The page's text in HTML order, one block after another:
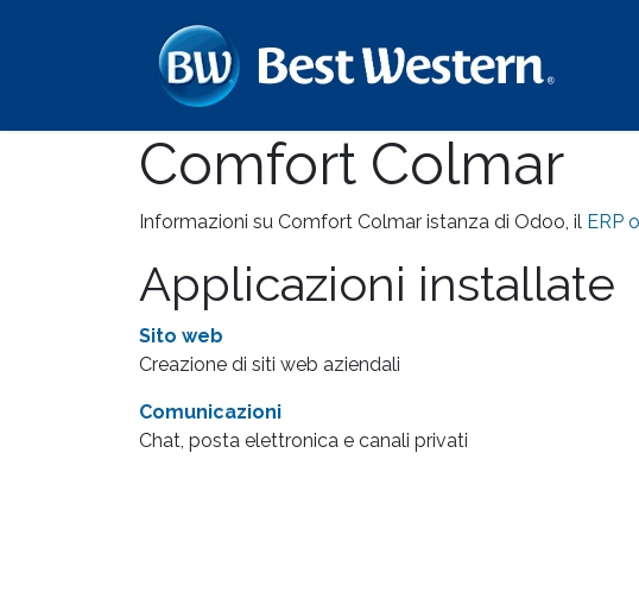
Comfort Colmar
Informazioni su Comfort Colmar istanza di Odoo, il ERP
Applicazioni installate
Sito web
Creazione di siti web aziendali
Comunicazioni
Chat, posta elettronica e canali privati